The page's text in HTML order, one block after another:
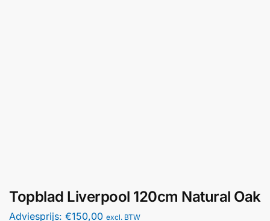
Topblad Liverpool 120cm Natural Oak
Adviesprijs: €150,00 excl. BTW